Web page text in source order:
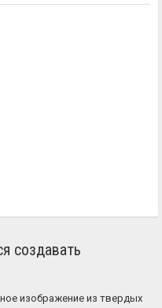
создавать
изображение из твердых